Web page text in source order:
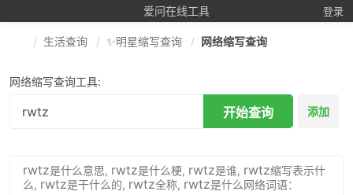
爱问在线工具 登录
生活查询 ✨明星缩写查询 网络缩写查询
网络缩写查询工具:
开始查询 添加
rwtz是什么意思, rwtz是什么梗, rwtz是谁, rwtz缩写表示什
么, rwtz是干什么的, rwtz全称, rwtz是什么网络词语：